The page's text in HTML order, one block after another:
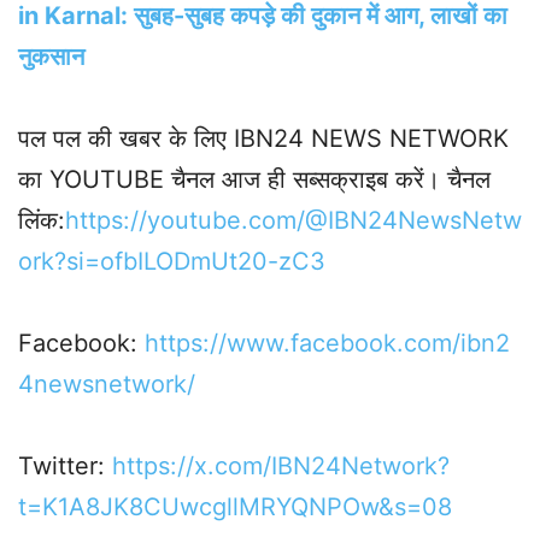
in Karnal: सुबह-सुबह कपड़े की दुकान में आग, लाखों का
नुकसान
पल पल की खबर के लिए IBN24 NEWS NETWORK
का YOUTUBE चैनल आज ही सब्सक्राइब करें। चैनल
लिंक:https://youtube.com/@IBN24NewsNetw
ork?si=ofbILODmUt20-zC3
Facebook: https://www.facebook.com/ibn2
4newsnetwork/
Twitter: https://x.com/IBN24Network?
t=K1A8JK8CUwcgllMRYQNPOw&s=08